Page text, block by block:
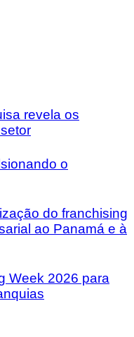
revela os
o
do franchising
ao Panamá e à
Week 2026 para